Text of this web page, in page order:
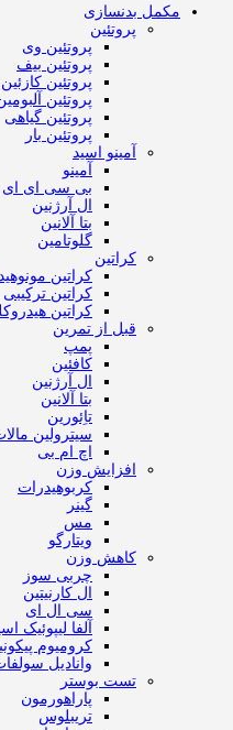
مکمل بدنسازی
پروتئین
پروتئین وی
پروتئین بیف
پروتئین کازئین
پروتئین
پروتئین گیاهی
پروتئین بار
آمینو اسید
آمینو
بی سی ای ای
ال آرژنین
بتا آلانین
گلوتامین
کراتین
کراتین
کراتین ترکیبی
کراتین
قبل از تمرین
پمپ
کافئین
ال آرژنین
بتا آلانین
تاِئورین
سیترولین
اچ ام بی
افزایش وزن
کربوهیدرات
گینر
مس
ویتارگو
کاهش وزن
چربی سوز
ال کارنیتین
سی ال ای
آلفا لیپوئیک
کرومیوم
وانادیل
تست بوستر
پاراهورمون
تریبلوس